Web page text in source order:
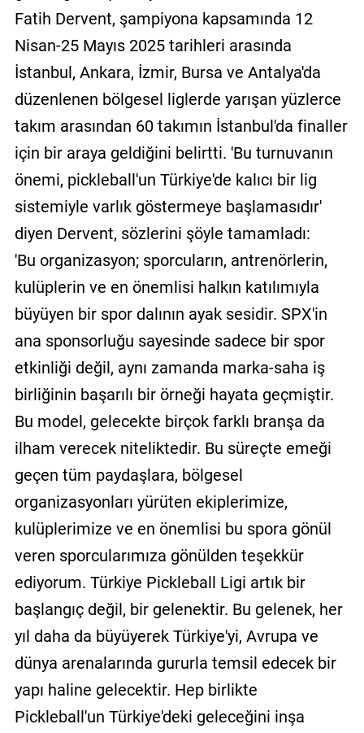
Fatih Dervent, şampiyona kapsamında 12
Nisan-25 Mayıs 2025 tarihleri arasında
İstanbul, Ankara, İzmir, Bursa ve Antalya'da
düzenlenen bölgesel liglerde yarışan yüzlerce
takım arasından 60 takımın İstanbul'da finaller
için bir araya geldiğini belirtti. 'Bu turnuvanın
önemi, pickleball'un Türkiye'de kalıcı bir lig
sistemiyle varlık göstermeye başlamasıdır'
diyen Dervent, sözlerini şöyle tamamladı:
'Bu organizasyon; sporcuların, antrenörlerin,
kulüplerin ve en önemlisi halkın katılımıyla
büyüyen bir spor dalının ayak sesidir. SPX'in
ana sponsorluğu sayesinde sadece bir spor
etkinliği değil, aynı zamanda marka-saha iş
birliğinin başarılı bir örneği hayata geçmiştir.
Bu model, gelecekte birçok farklı branşa da
ilham verecek niteliktedir. Bu süreçte emeği
geçen tüm paydaşlara, bölgesel
organizasyonları yürüten ekiplerimize,
kulüplerimize ve en önemlisi bu spora gönül
veren sporcularımıza gönülden teşekkür
ediyorum. Türkiye Pickleball Ligi artık bir
başlangıç değil, bir gelenektir. Bu gelenek, her
yıl daha da büyüyerek Türkiye'yi, Avrupa ve
dünya arenalarında gururla temsil edecek bir
yapı haline gelecektir. Hep birlikte
Pickleball'un Türkiye'deki geleceğini inşa